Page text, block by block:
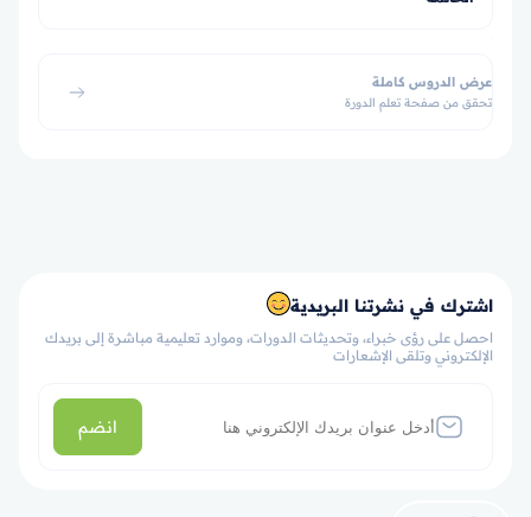
عرض الدروس كاملة
تحقق من صفحة تعلم الدورة
اشترك في نشرتنا البريدية
احصل على رؤى خبراء، وتحديثات الدورات، وموارد تعليمية مباشرة إلى بريدك
الإلكتروني وتلقى الإشعارات
انضم